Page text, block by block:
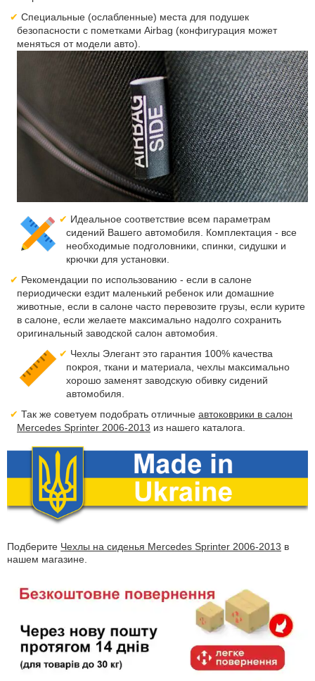
Специальные (ослабленные) места для подушек
безопасности с пометками Airbag (конфигурация может
меняться от модели авто).
Идеальное соответствие всем параметрам
сидений Вашего автомобиля. Комплектация - все
необходимые подголовники, спинки, сидушки и
крючки для установки.
Рекомендации по использованию - если в салоне
периодически ездит маленький ребенок или домашние
животные, если в салоне часто перевозите грузы, если курите
в салоне, если желаете максимально надолго сохранить
оригинальный заводской салон автомобия.
Чехлы Элегант это гарантия 100% качества
покроя, ткани и материала, чехлы максимально
хорошо заменят заводскую обивку сидений
автомобиля.
Так же советуем подобрать отличныеавтоковрики в салон
Mercedes Sprinter 2006-2013 из нашего каталога.
Подберите Чехлы на сиденья Mercedes Sprinter 2006-2013 в
нашем магазине.